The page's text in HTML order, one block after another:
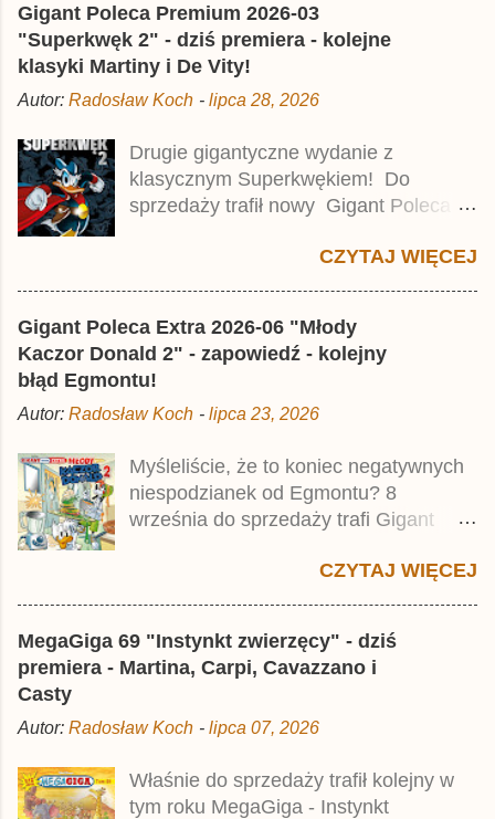
i
j
o
m
e
t
a
r
z
Gigant Poleca Premium 2026-03
"Superkwęk 2" - dziś premiera - kolejne
klasyki Martiny i De Vity!
Autor: Radosław Koch - lipca 28, 2026
Drugie gigantyczne wydanie z
klasycznym Superkwękiem! Do
sprzedaży trafił nowy Gigant Poleca
Jest to kolejny 624-stronicowy tom z
wynosi 49,99 zł i zamówicie go także z
rabatem na Egmont.pl . Za przekład
odpowiadał Jacek Drewnowski.
Publikacja jest przedrukiem drugiego
Taschenbuch Phantomias Collection ,
który trafił do sprzedaży pod koniec
2025 roku.
CZYTAJ WIĘCEJ
Gigant Poleca Extra 2026-06 "Młody
Kaczor Donald 2" - zapowiedź - kolejny
błąd Egmontu!
Autor: Radosław Koch - lipca 23, 2026
Myśleliście, że to koniec negatywnych
niespodzianek od Egmontu? 8
września do sprzedaży trafi Gigant
Jednak wbrew temu, na co wskazuje
młodego Kaczora Donalda i jego
przyjaciół, lecz prawdopodobnie znajdą
Publikacja będzie liczyła ok. 360 stron i
się historie z tomów 20. i 21. Lustiges
Taschenbuch Young Comics, które
CZYTAJ WIĘCEJ
MegaGiga 69 "Instynkt zwierzęcy" - dziś
premiera - Martina, Carpi, Cavazzano i
Casty
Autor: Radosław Koch - lipca 07, 2026
Właśnie do sprzedaży trafił kolejny w
tym roku MegaGiga - Instynkt